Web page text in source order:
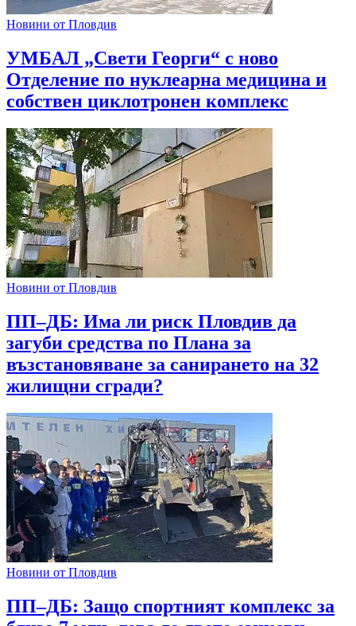
Новини от Пловдив
УМБАЛ „Свети Георги“ с ново
Отделение по нуклеарна медицина и
собствен циклотронен комплекс
Новини от Пловдив
ПП–ДБ: Има ли риск Пловдив да
загуби средства по Плана за
възстановяване за санирането на 32
жилищни сгради?
Новини от Пловдив
ПП–ДБ: Защо спортният комплекс за